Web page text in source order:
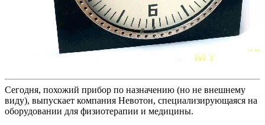
Сегодня, похожий прибор по назначению (но не внешнему
виду), выпускает компания Невотон, специализирующаяся на
оборудовании для физиотерапии и медицины.